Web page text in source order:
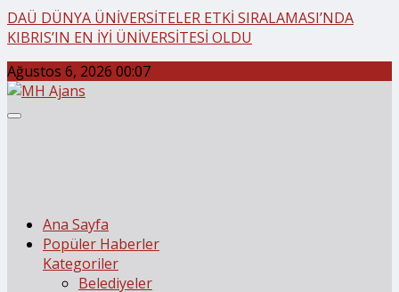
DAÜ DÜNYA ÜNİVERSİTELER ETKİ SIRALAMASI’NDA
KIBRIS’IN EN İYİ ÜNİVERSİTESİ OLDU
Ağustos 6, 2026 00:07
Ana Sayfa
Popüler Haberler
Kategoriler
Belediyeler